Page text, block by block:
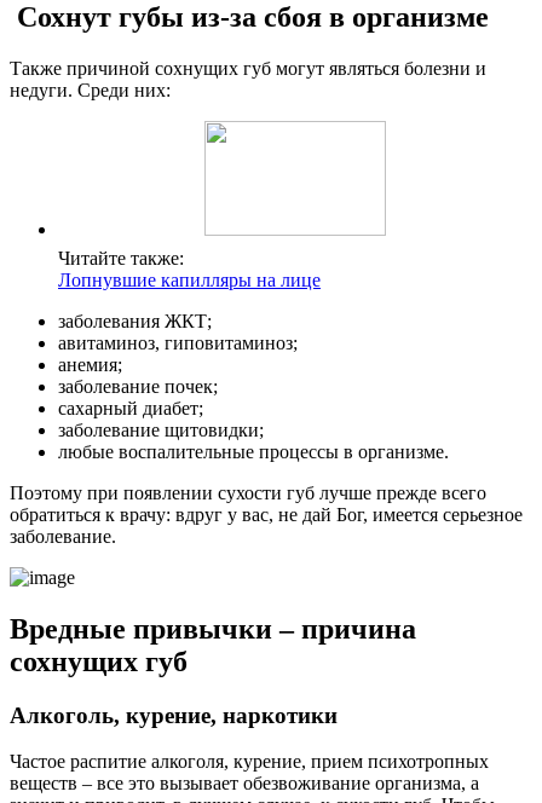
Сохнут губы из-за сбоя в организме
Также причиной сохнущих губ могут являться болезни и
недуги. Среди них:
Читайте также:
Лопнувшие капилляры на лице
заболевания ЖКТ;
авитаминоз, гиповитаминоз;
анемия;
заболевание почек;
сахарный диабет;
заболевание щитовидки;
любые воспалительные процессы в организме.
Поэтому при появлении сухости губ лучше прежде всего
обратиться к врачу: вдруг у вас, не дай Бог, имеется серьезное
заболевание.
Вредные привычки – причина
сохнущих губ
Алкоголь, курение, наркотики
Частое распитие алкоголя, курение, прием психотропных
веществ – все это вызывает обезвоживание организма, а